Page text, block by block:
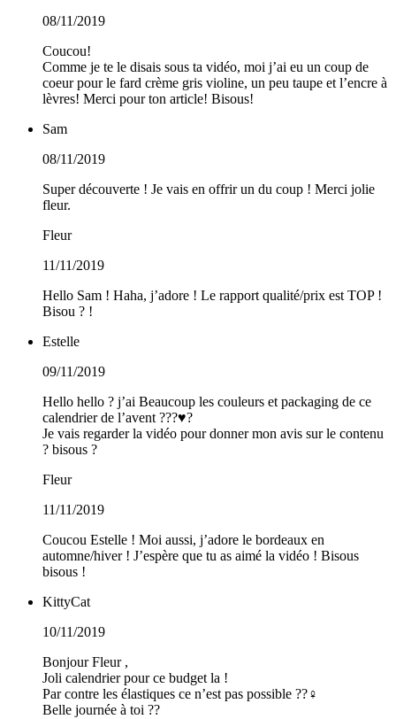
08/11/2019
Coucou!
Comme je te le disais sous ta vidéo, moi j’ai eu un coup de
coeur pour le fard crème gris violine, un peu taupe et l’encre à
lèvres! Merci pour ton article! Bisous!
Sam
08/11/2019
Super découverte ! Je vais en offrir un du coup ! Merci jolie
fleur.
Fleur
11/11/2019
Hello Sam ! Haha, j’adore ! Le rapport qualité/prix est TOP !
Bisou ? !
Estelle
09/11/2019
Hello hello ? j’ai Beaucoup les couleurs et packaging de ce
calendrier de l’avent ???♥️?
Je vais regarder la vidéo pour donner mon avis sur le contenu
? bisous ?
Fleur
11/11/2019
Coucou Estelle ! Moi aussi, j’adore le bordeaux en
automne/hiver ! J’espère que tu as aimé la vidéo ! Bisous
bisous !
KittyCat
10/11/2019
Bonjour Fleur ,
Joli calendrier pour ce budget la !
Par contre les élastiques ce n’est pas possible ??‍♀️
Belle journée à toi ??